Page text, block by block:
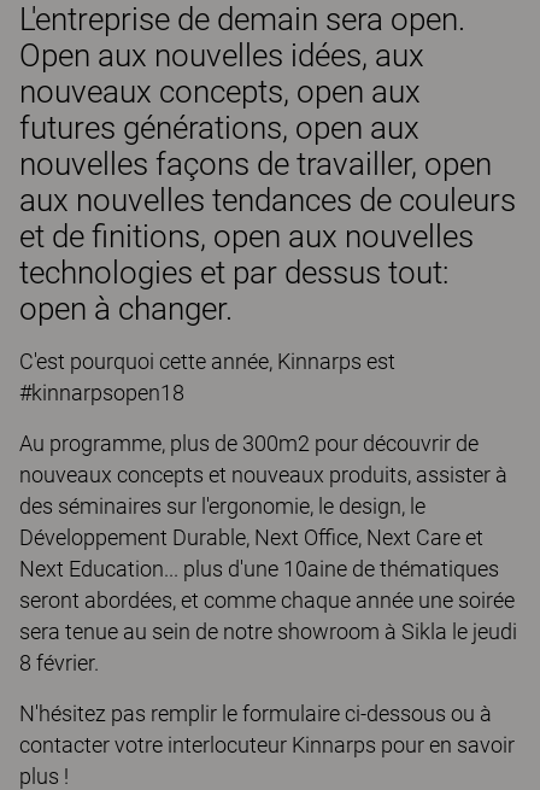
L'entreprise de demain sera open.
Open aux nouvelles idées, aux
nouveaux concepts, open aux
futures générations, open aux
nouvelles façons de travailler, open
aux nouvelles tendances de couleurs
et de finitions, open aux nouvelles
technologies et par dessus tout:
open à changer.
C'est pourquoi cette année, Kinnarps est
#kinnarpsopen18
Au programme, plus de 300m2 pour découvrir de
nouveaux concepts et nouveaux produits, assister à
des séminaires sur l'ergonomie, le design, le
Développement Durable, Next Office, Next Care et
Next Education... plus d'une 10aine de thématiques
seront abordées, et comme chaque année une soirée
sera tenue au sein de notre showroom à Sikla le jeudi
8 février.
N'hésitez pas remplir le formulaire ci-dessous ou à
contacter votre interlocuteur Kinnarps pour en savoir
plus !